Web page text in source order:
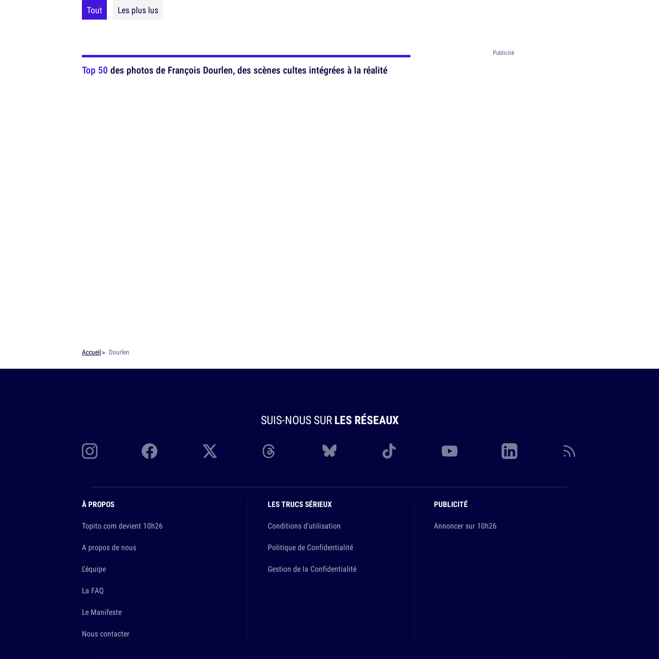
Tout Les plus lus
Top 50 des photos de François Dourlen, des scènes cultes intégrées à la réalité
Accueil Dourlen
SUIS-NOUS SURLES RÉSEAUX
À PROPOS
Topito.com devient 10h26
A propos de nous
L'équipe
La FAQ
Le Manifeste
Nous contacter
LES TRUCS SÉRIEUX
Conditions d'utilisation
Politique de Confidentialité
Gestion de la Confidentialité
PUBLICITÉ
Annoncer sur 10h26